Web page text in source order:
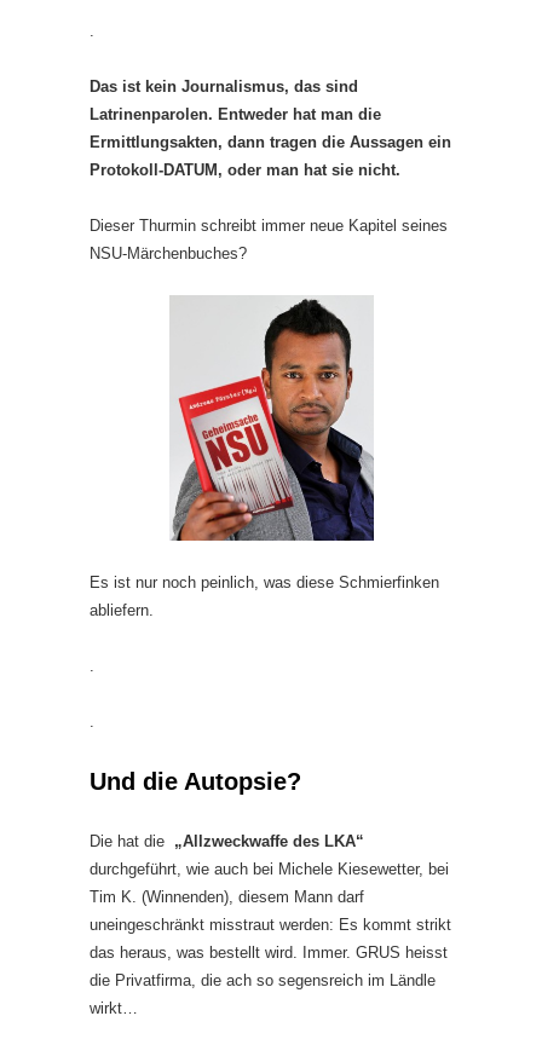
Das ist kein Journalismus, das sind
Latrinenparolen. Entweder hat man die
Ermittlungsakten, dann tragen die Aussagen ein
Protokoll-DATUM, oder man hat sie nicht.
Dieser Thurmin schreibt immer neue Kapitel seines
NSU-Märchenbuches?
Es ist nur noch peinlich, was diese Schmierfinken
abliefern.
.
.
Und die Autopsie?
Die hat die „Allzweckwaffe des LKA“
durchgeführt, wie auch bei Michele Kiesewetter, bei
Tim K. (Winnenden), diesem Mann darf
uneingeschränkt misstraut werden: Es kommt strikt
das heraus, was bestellt wird. Immer. GRUS heisst
die Privatfirma, die ach so segensreich im Ländle
wirkt…